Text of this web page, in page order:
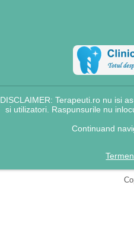
DISCLAIMER: Terapeuti.ro nu isi
si utilizatori. Raspunsurile nu
Continuand